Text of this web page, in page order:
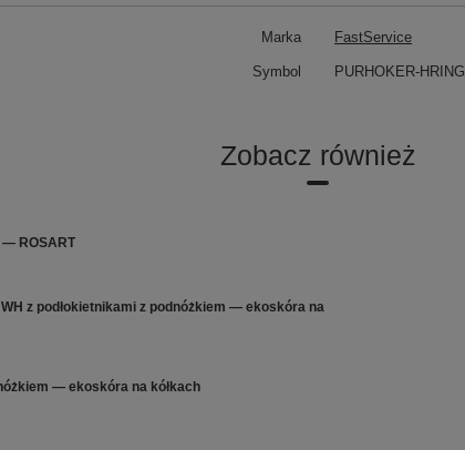
Marka FastService
Symbol PURHOKER-HRING
Zobacz również
— ROSART
z podłokietnikami z podnóżkiem — ekoskóra na
— ekoskóra na kółkach